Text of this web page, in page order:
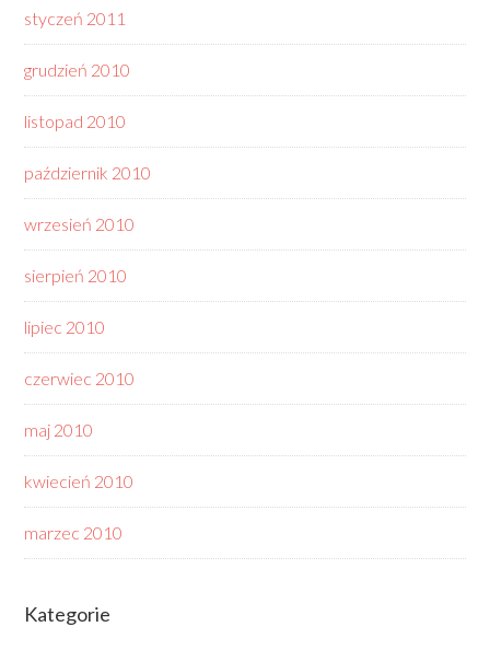
styczeń 2011
grudzień 2010
listopad 2010
październik 2010
wrzesień 2010
sierpień 2010
lipiec 2010
czerwiec 2010
maj 2010
kwiecień 2010
marzec 2010
Kategorie